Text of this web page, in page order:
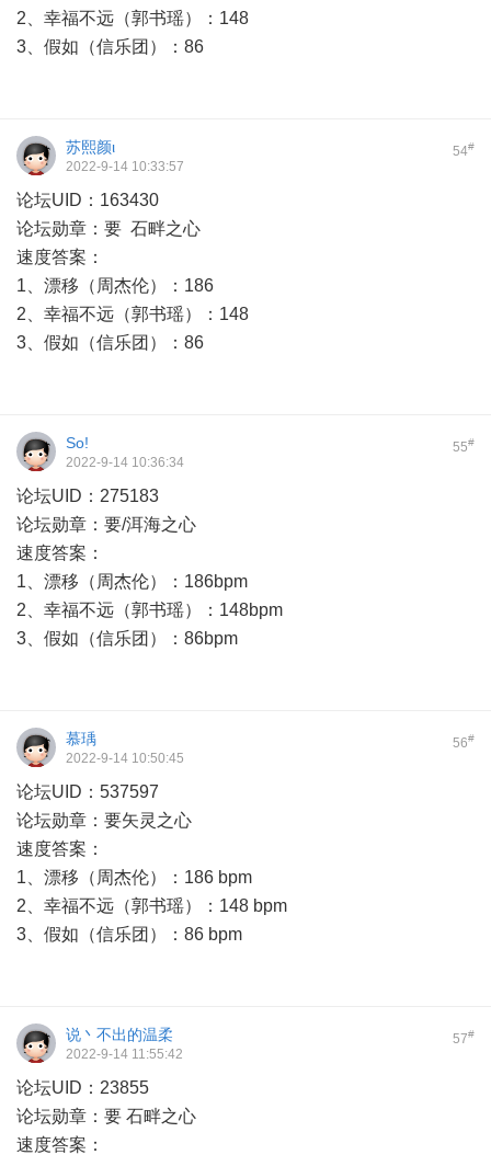
2、幸福不远（郭书瑶）：148
3、假如（信乐团）：86
54#
苏熙颜ι
2022-9-14 10:33:57
论坛UID：163430
论坛勋章：要 石畔之心
速度答案：
1、漂移（周杰伦）：186
2、幸福不远（郭书瑶）：148
3、假如（信乐团）：86
55#
So!
2022-9-14 10:36:34
论坛UID：275183
论坛勋章：要/洱海之心
速度答案：
1、漂移（周杰伦）：186bpm
2、幸福不远（郭书瑶）：148bpm
3、假如（信乐团）：86bpm
56#
慕瑀
2022-9-14 10:50:45
论坛UID：537597
论坛勋章：要矢灵之心
速度答案：
1、漂移（周杰伦）：186 bpm
2、幸福不远（郭书瑶）：148 bpm
3、假如（信乐团）：86 bpm
57#
说丶不出的温柔
2022-9-14 11:55:42
论坛UID：23855
论坛勋章：要 石畔之心
速度答案：